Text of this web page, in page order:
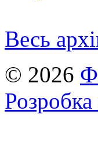
Весь
© 2026